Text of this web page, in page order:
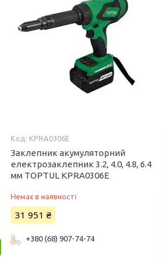
KPRA0306E
Заклепник акумуляторний
електрозаклепник 3.2, 4.0, 4.8, 6.4
мм TOPTUL KPRA0306E
Немає в наявності
31 951 ₴
+380 (68) 907-74-74